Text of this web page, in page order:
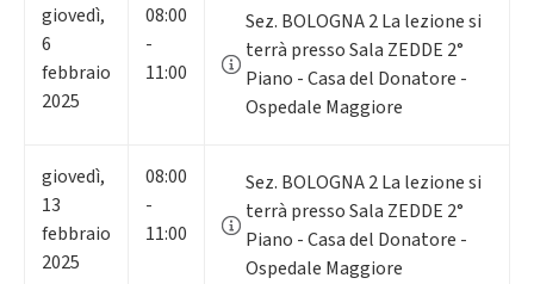
giovedì,
6
febbraio
2025
08:00
-
11:00
Sez. BOLOGNA 2 La lezione si
terrà presso Sala ZEDDE 2°
Piano - Casa del Donatore -
Ospedale Maggiore
giovedì,
13
febbraio
2025
08:00
-
11:00
Sez. BOLOGNA 2 La lezione si
terrà presso Sala ZEDDE 2°
Piano - Casa del Donatore -
Ospedale Maggiore